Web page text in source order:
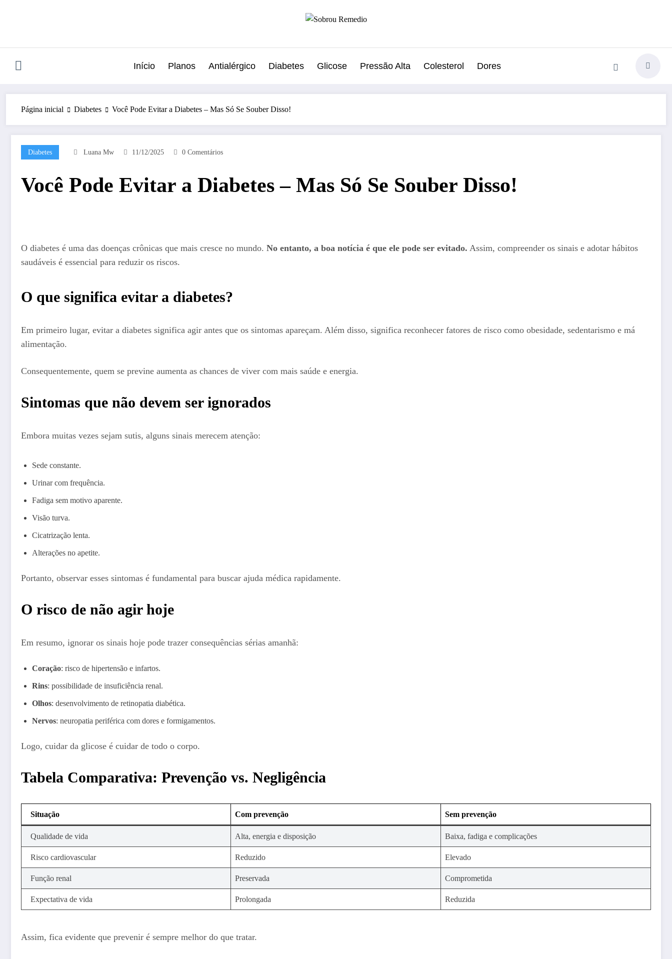
Início Planos Antialérgico Diabetes Glicose Pressão Alta Colesterol Dores
Página inicial Diabetes Você Pode Evitar a Diabetes – Mas Só Se Souber Disso!
Diabetes Luana Mw 11/12/2025 0 Comentários
Você Pode Evitar a Diabetes – Mas Só Se Souber Disso!
O diabetes é uma das doenças crônicas que mais cresce no mundo. No entanto, a boa notícia é que ele pode ser evitado. Assim, compreender os sinais e adotar hábitos
saudáveis é essencial para reduzir os riscos.
O que significa evitar a diabetes?
Em primeiro lugar, evitar a diabetes significa agir antes que os sintomas apareçam. Além disso, significa reconhecer fatores de risco como obesidade, sedentarismo e má
alimentação.
Consequentemente, quem se previne aumenta as chances de viver com mais saúde e energia.
Sintomas que não devem ser ignorados
Embora muitas vezes sejam sutis, alguns sinais merecem atenção:
Sede constante.
Urinar com frequência.
Fadiga sem motivo aparente.
Visão turva.
Cicatrização lenta.
Alterações no apetite.
Portanto, observar esses sintomas é fundamental para buscar ajuda médica rapidamente.
O risco de não agir hoje
Em resumo, ignorar os sinais hoje pode trazer consequências sérias amanhã:
Coração: risco de hipertensão e infartos.
Rins: possibilidade de insuficiência renal.
Olhos: desenvolvimento de retinopatia diabética.
Nervos: neuropatia periférica com dores e formigamentos.
Logo, cuidar da glicose é cuidar de todo o corpo.
Tabela Comparativa: Prevenção vs. Negligência
Situação Com prevenção Sem prevenção
Qualidade de vida Alta, energia e disposição Baixa, fadiga e complicações
Risco cardiovascular Reduzido Elevado
Função renal Preservada Comprometida
Expectativa de vida Prolongada Reduzida
Assim, fica evidente que prevenir é sempre melhor do que tratar.